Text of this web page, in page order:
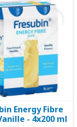
Energy Fibre
- 4x200 ml